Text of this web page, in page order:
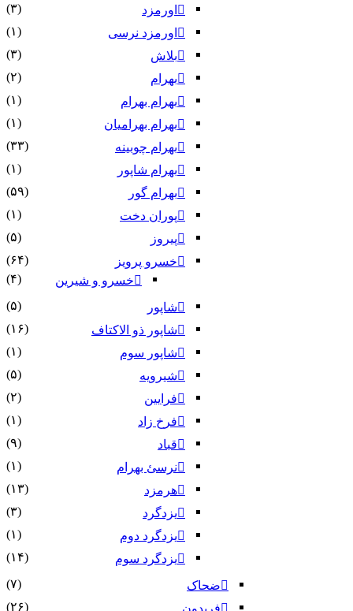
اورمزد
(۳)
اورمزد نرسى‏
(۱)
بلاش
(۳)
بهرام
(۲)
بهرام بهرام
(۱)
بهرام بهرامیان‏
(۱)
بهرام چوبینه
(۳۳)
بهرام شاپور
(۱)
بهرام گور
(۵۹)
پوران دخت
(۱)
پیروز
(۵)
خسرو پرویز
(۶۴)
خسرو و شیرین
(۴)
شاپور
(۵)
شاپور ذو الاکتاف
(۱۶)
شاپور سوم‏
(۱)
شیرویه
(۵)
فرایین
(۲)
فرخ زاد
(۱)
قباد
(۹)
نرسئ بهرام‏
(۱)
هرمزد
(۱۳)
یزدگرد
(۳)
یزدگرد دوم
(۱)
یزدگرد سوم
(۱۴)
ضحاک
(۷)
فریدون
(۲۶)